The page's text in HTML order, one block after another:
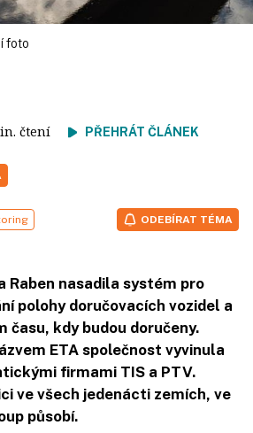
foto
čtení PŘEHRÁT ČLÁNEK
ODEBÍRAT TÉMA
Raben nasadila systém pro
polohy doručovacích vozidel a
času, kdy budou doručeny.
ETA společnost vyvinula
firmami TIS a PTV.
ve všech jedenácti zemích, ve
působí.